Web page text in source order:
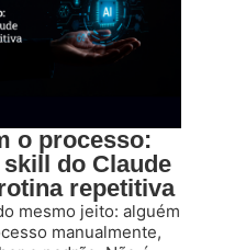
o processo:
do Claude
repetitiva
mesmo jeito: alguém
manualmente,